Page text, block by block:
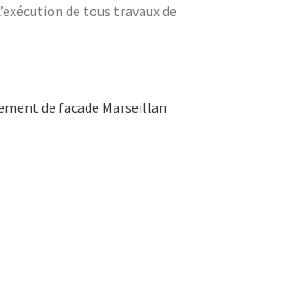
de tous travaux de
de facade Marseillan